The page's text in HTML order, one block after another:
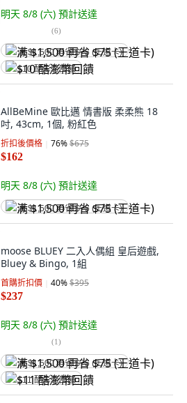
明天 8/8 (六) 預計送達
(6)
满 $1,500 再省 $75 (王道卡)
$10 酷澎幣回饋
AllBeMine 歐比邁 情書版 柔柔熊 18
吋, 43cm, 1個, 粉紅色
折扣後價格 76%$675
$162
明天 8/8 (六) 預計送達
满 $1,500 再省 $75 (王道卡)
moose BLUEY 二入人偶組 皇后遊戲,
Bluey & Bingo, 1組
首購折扣價 40%$395
$237
明天 8/8 (六) 預計送達
(1)
满 $1,500 再省 $75 (王道卡)
$11 酷澎幣回饋